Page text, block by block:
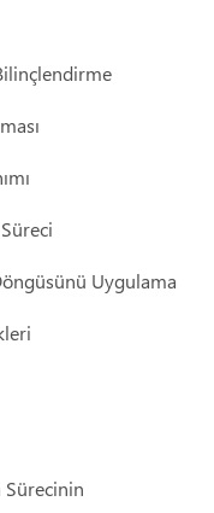
Uygulama
Sürecinin